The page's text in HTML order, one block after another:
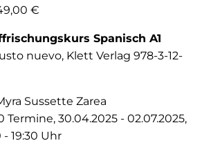
€
Spanisch A1
nuevo, Klett Verlag 978-3-12-
Zarea
30.04.2025 - 02.07.2025,
19:30 Uhr